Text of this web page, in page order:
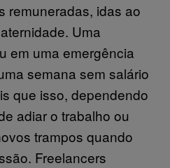
remuneradas, idas ao
Uma
em uma emergência
semana sem salário
que isso, dependendo
adiar o trabalho ou
trampos quando
Freelancers